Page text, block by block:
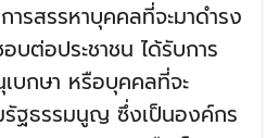
ารสรรหาบุคคลที่จะมาดำรง
ต่อประชาชน ได้รับการ
บกษา หรือบุคคลที่จะ
รัฐธรรมนูญ ซึ่งเป็นองค์กร